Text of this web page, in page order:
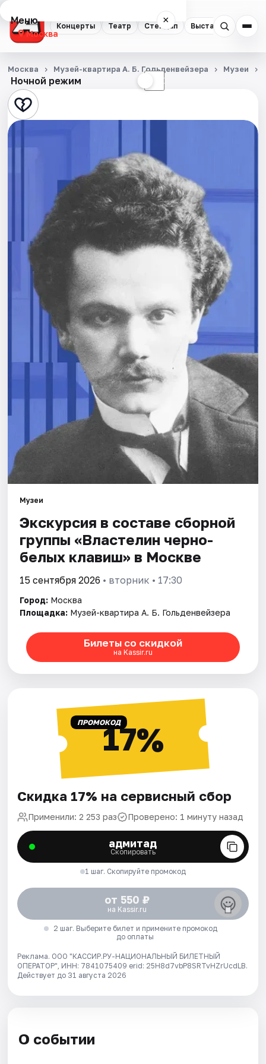
Концерты Театр Стендап Выставки
Меню ×
Москва
Концерты
Театр
Стендап
Выставки
Экскурсии
Спорт
События
Города
Площадки
Ночной режим ☾
Москва Музей-квартира А. Б. Гольденвейзера Музеи
Музеи
Экскурсия в составе сборной
группы «Властелин черно-
белых клавиш» в Москве
15 сентября 2026 • вторник • 17:30
Город: Москва
Площадка: Музей-квартира А. Б. Гольденвейзера
Билеты со скидкой
на Kassir.ru
ПРОМОКОД17%
Скидка 17% на сервисный сбор
Применили: 2 253 раз Проверено: 1 минуту назад
адмитад
Скопировать
1 шаг. Скопируйте промокод
от 550 ₽
на Kassir.ru
2 шаг. Выберите билет и примените промокод
до оплаты
Реклама. ООО "КАССИР.РУ-НАЦИОНАЛЬНЫЙ БИЛЕТНЫЙ
ОПЕРАТОР", ИНН: 7841075409 erid: 25H8d7vbP8SRTvHZrUcdLB.
Действует до 31 августа 2026
О событии